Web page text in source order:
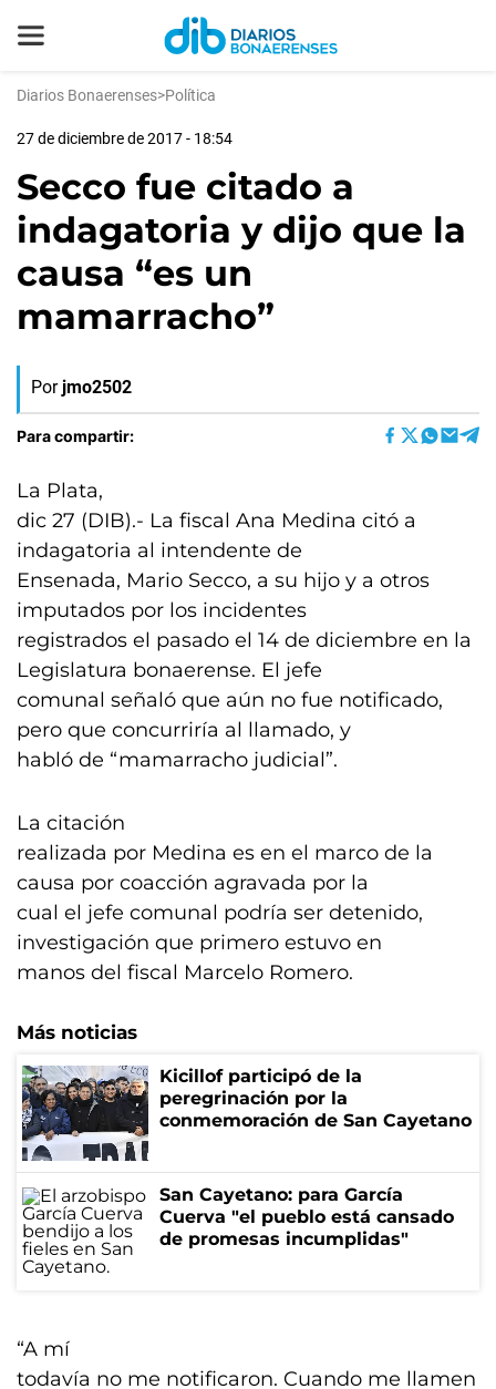
Diarios Bonaerenses>Política
27 de diciembre de 2017 - 18:54
Secco fue citado a
indagatoria y dijo que la
causa “es un
mamarracho”
Por jmo2502
Para compartir:
La Plata,
dic 27 (DIB).- La fiscal Ana Medina citó a
indagatoria al intendente de
Ensenada, Mario Secco, a su hijo y a otros
imputados por los incidentes
registrados el pasado el 14 de diciembre en la
Legislatura bonaerense. El jefe
comunal señaló que aún no fue notificado,
pero que concurriría al llamado, y
habló de “mamarracho judicial”.
La citación
realizada por Medina es en el marco de la
causa por coacción agravada por la
cual el jefe comunal podría ser detenido,
investigación que primero estuvo en
manos del fiscal Marcelo Romero.
Más noticias
Kicillof participó de la
peregrinación por la
conmemoración de San Cayetano
San Cayetano: para García
Cuerva "el pueblo está cansado
de promesas incumplidas"
“A mí
todavía no me notificaron. Cuando me llamen